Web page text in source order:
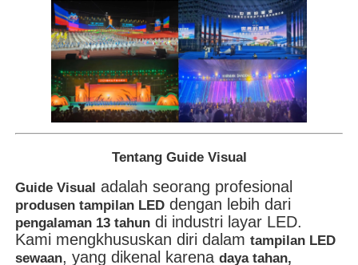
Tentang Guide Visual
Guide Visual adalah seorang profesional
produsen tampilan LED dengan lebih dari
pengalaman 13 tahun di industri layar LED.
Kami mengkhususkan diri dalamtampilan LED
sewaan, yang dikenal karenadaya tahan,